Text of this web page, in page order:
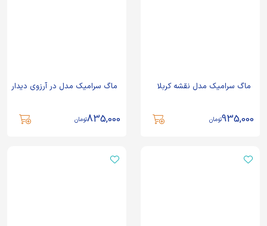
ماگ سرامیک مدل نقشه کربلا
935,000تومان
ماگ سرامیک مدل در آرزوی دیدار
835,000تومان